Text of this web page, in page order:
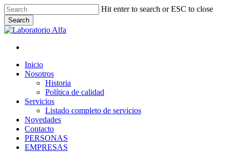
Skip
to
main
content
Hit enter to search or ESC to close
Search
Close
Menu
Menu
Inicio
Nosotros
Historia
Política de calidad
Servicios
Listado completo de servicios
Novedades
Contacto
PERSONAS
EMPRESAS